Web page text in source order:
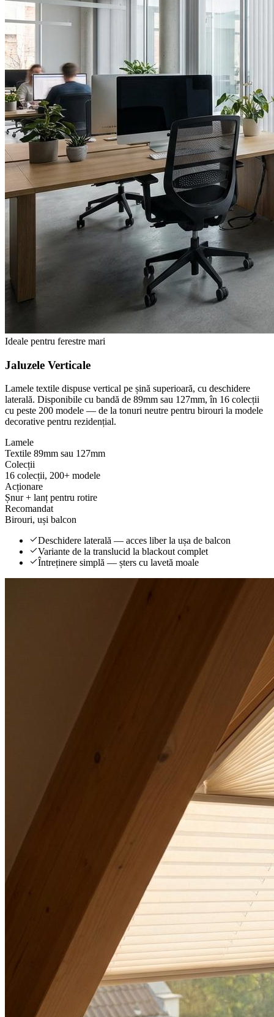
Ideale pentru ferestre mari
Jaluzele Verticale
Lamele textile dispuse vertical pe șină superioară, cu deschidere
laterală. Disponibile cu bandă de 89mm sau 127mm, în 16 colecții
cu peste 200 modele — de la tonuri neutre pentru birouri la modele
decorative pentru rezidențial.
Lamele
Textile 89mm sau 127mm
Colecții
16 colecții, 200+ modele
Acționare
Șnur + lanț pentru rotire
Recomandat
Birouri, uși balcon
Deschidere laterală — acces liber la ușa de balcon
Variante de la translucid la blackout complet
Întreținere simplă — șters cu lavetă moale